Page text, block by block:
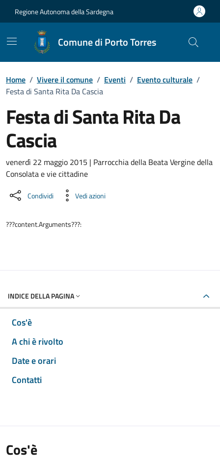
Regione Autonoma della Sardegna
Comune di Porto Torres
Home / Vivere il comune / Eventi / Evento culturale /
Festa di Santa Rita Da Cascia
Festa di Santa Rita Da
Cascia
Dettaglio dell'evento
venerdì 22 maggio 2015 | Parrocchia della Beata Vergine della
Consolata e vie cittadine
Condividi Vedi azioni
???content.Arguments???:
INDICE DELLA PAGINA
Cos'è
A chi è rivolto
Date e orari
Contatti
Cos'è